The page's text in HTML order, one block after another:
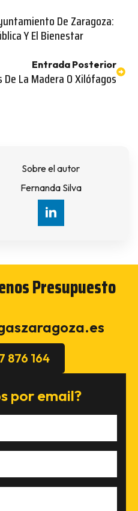
De Zaragoza:
Y El Bienestar
Entrada Posterior
La Madera O Xilófagos
Sobre el autor
Fernanda Silva
Presupuesto
876 164
por email?